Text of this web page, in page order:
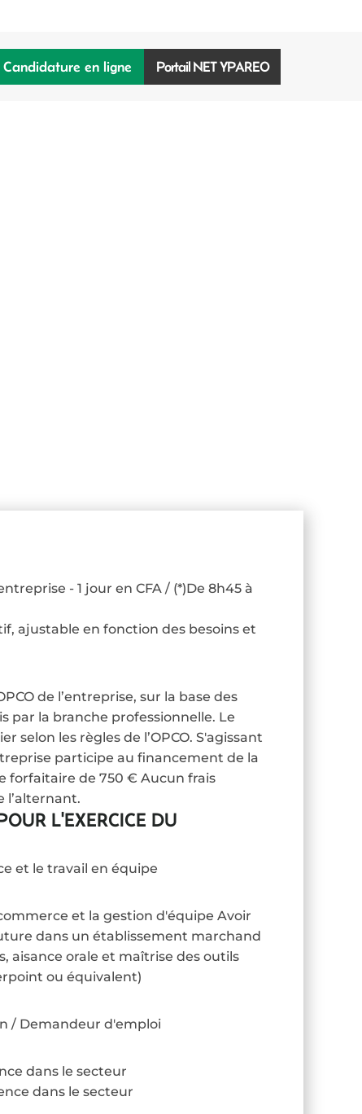
Candidature en ligne Portail NET YPAREO
- 1 jour en CFA / (*)De 8h45 à
ajustable en fonction des besoins et
de l’entreprise, sur la base des
par la branche professionnelle. Le
selon les règles de l’OPCO. S'agissant
participe au financement de la
forfaitaire de 750 € Aucun frais
l’alternant.
L'EXERCICE DU
et le travail en équipe
et la gestion d'équipe Avoir
dans un établissement marchand
aisance orale et maîtrise des outils
ou équivalent)
/ Demandeur d'emploi
dans le secteur
dans le secteur